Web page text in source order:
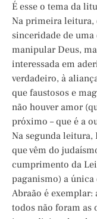
É esse o tema da
Na primeira leitura,
sinceridade de
manipular Deus,
interessada em
verdadeiro, à
que faustosos e
não houver amor
próximo – que é a
Na segunda leitura,
que vêm do
cumprimento da
paganismo) a única
Abraão é
todos não foram as